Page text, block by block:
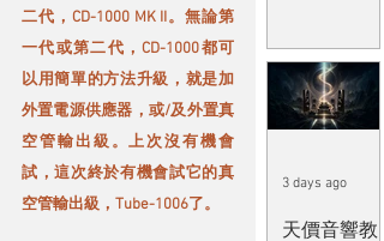
二代，CD-1000 MK II。無論第
一代或第二代，CD-1000都可
以用簡單的方法升級，就是加
外置電源供應器，或/及外置真
空管輸出級。上次沒有機會
試，這次終於有機會試它的真
空管輸出級，Tube-1006了。
天價音響教
3 days ago